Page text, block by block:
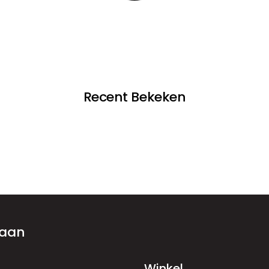
Recent Bekeken